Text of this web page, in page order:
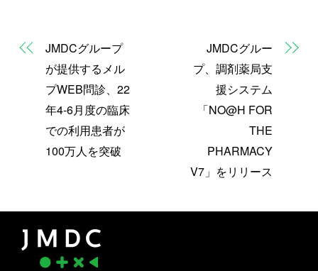
JMDCグループ
が提供するメル
プWEB問診、22
年4-6月度の臨床
での利用患者が
100万人を突破
JMDCグルー
プ、調剤薬局支
援システム
「NO@H FOR
THE
PHARMACY
V7」をリリース